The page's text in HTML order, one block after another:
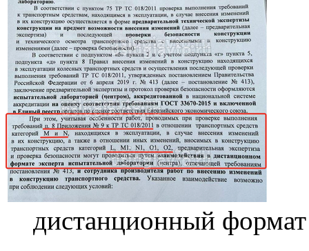
дистанционный